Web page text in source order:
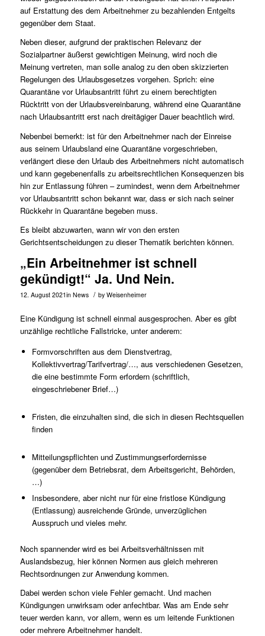
auf Erstattung des dem Arbeitnehmer zu bezahlenden Entgelts
gegenüber dem Staat.
Neben dieser, aufgrund der praktischen Relevanz der
Sozialpartner äußerst gewichtigen Meinung, wird noch die
Meinung vertreten, man solle analog zu den oben skizzierten
Regelungen des Urlaubsgesetzes vorgehen. Sprich: eine
Quarantäne vor Urlaubsantritt führt zu einem berechtigten
Rücktritt von der Urlaubsvereinbarung, während eine Quarantäne
nach Urlaubsantritt erst nach dreitägiger Dauer beachtlich wird.
Nebenbei bemerkt: ist für den Arbeitnehmer nach der Einreise
aus seinem Urlaubsland eine Quarantäne vorgeschrieben,
verlängert diese den Urlaub des Arbeitnehmers nicht automatisch
und kann gegebenenfalls zu arbeitsrechtlichen Konsequenzen bis
hin zur Entlassung führen – zumindest, wenn dem Arbeitnehmer
vor Urlaubsantritt schon bekannt war, dass er sich nach seiner
Rückkehr in Quarantäne begeben muss.
Es bleibt abzuwarten, wann wir von den ersten
Gerichtsentscheidungen zu dieser Thematik berichten können.
„Ein Arbeitnehmer ist schnell
gekündigt!“ Ja. Und Nein.
12. August 2021in News / by Weisenheimer
Eine Kündigung ist schnell einmal ausgesprochen. Aber es gibt
unzählige rechtliche Fallstricke, unter anderem:
Formvorschriften aus dem Dienstvertrag,
Kollektivvertrag/Tarifvertrag/…, aus verschiedenen Gesetzen,
die eine bestimmte Form erfordern (schriftlich,
eingeschriebener Brief…)
Fristen, die einzuhalten sind, die sich in diesen Rechtsquellen
finden
Mitteilungspflichten und Zustimmungserfordernisse
(gegenüber dem Betriebsrat, dem Arbeitsgericht, Behörden,
…)
Insbesondere, aber nicht nur für eine fristlose Kündigung
(Entlassung) ausreichende Gründe, unverzüglichen
Ausspruch und vieles mehr.
Noch spannender wird es bei Arbeitsverhältnissen mit
Auslandsbezug, hier können Normen aus gleich mehreren
Rechtsordnungen zur Anwendung kommen.
Dabei werden schon viele Fehler gemacht. Und machen
Kündigungen unwirksam oder anfechtbar. Was am Ende sehr
teuer werden kann, vor allem, wenn es um leitende Funktionen
oder mehrere Arbeitnehmer handelt.